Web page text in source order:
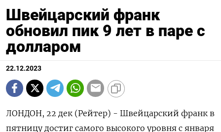
Швейцарский франк
обновил пик 9 лет в паре с
долларом
22.12.2023
ЛОНДОН, 22 дек (Рейтер) - Швейцарский франк в
пятницу достиг самого высокого уровня с января